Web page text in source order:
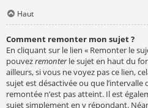
Haut
Comment remonter mon sujet ?
En cliquant sur le lien « Remonter le
pouvezremonterle sujet en haut du
ailleurs, si vous ne voyez pas ce lien,
sujet est désactivée ou que
remontée n’est pas atteint. Il est
sujet simplement en y répondant.